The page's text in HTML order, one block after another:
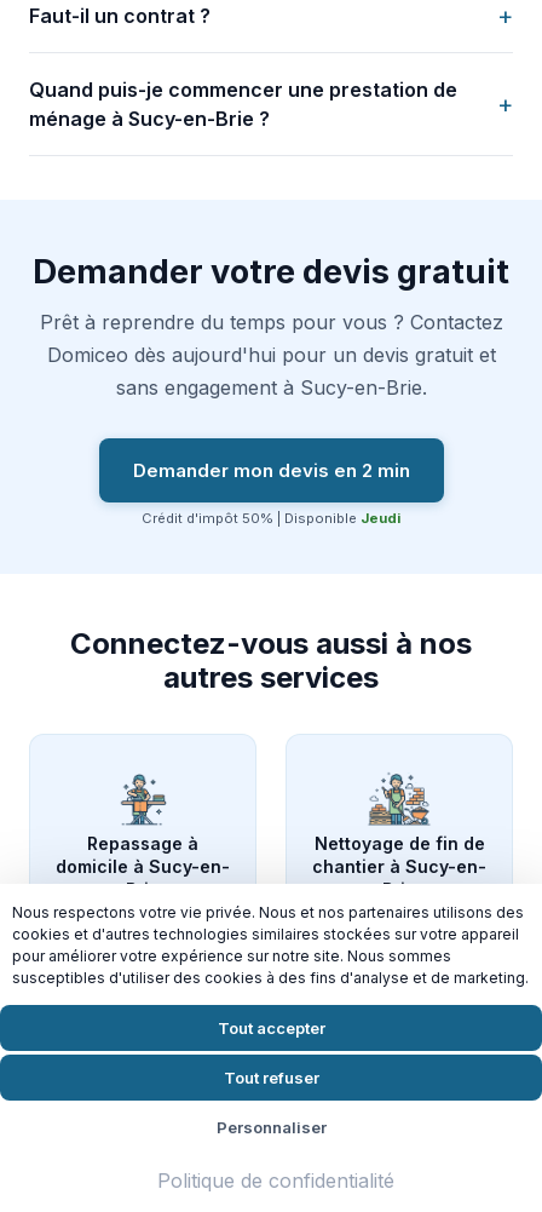
Faut-il un contrat ? +
Quand puis-je commencer une prestation de
ménage à Sucy-en-Brie ?
+
Demander votre devis gratuit
Prêt à reprendre du temps pour vous ? Contactez
Domiceo dès aujourd'hui pour un devis gratuit et
sans engagement à Sucy-en-Brie.
Demander mon devis en 2 min
Crédit d'impôt 50% | Disponible Jeudi
Connectez-vous aussi à nos
autres services
Repassage à
domicile à Sucy-en-
Brie
Nettoyage de fin de
chantier à Sucy-en-
Brie
Nous respectons votre vie privée. Nous et nos partenaires utilisons des
cookies et d'autres technologies similaires stockées sur votre appareil
pour améliorer votre expérience sur notre site. Nous sommes
susceptibles d'utiliser des cookies à des fins d'analyse et de marketing.
Tout accepter
Tout refuser
Personnaliser
Politique de confidentialité